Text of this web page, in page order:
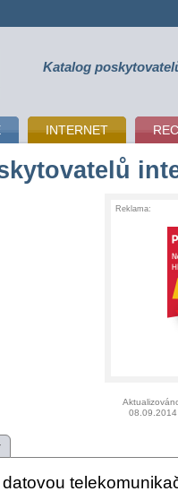
Katalog
INTERNET
Reklama:
08.09.2014